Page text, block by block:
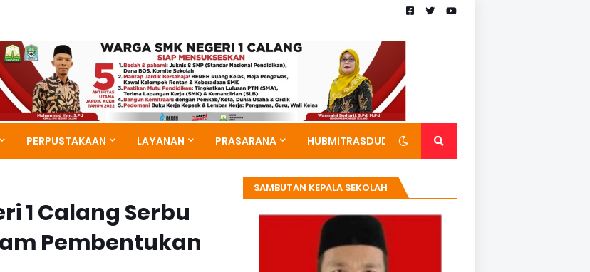
PERPUSTAKAAN LAYANAN PRASARANA HUBMITRASDUDI
1 Calang Serbu
Pembentukan
SAMBUTAN KEPALA SEKOLAH